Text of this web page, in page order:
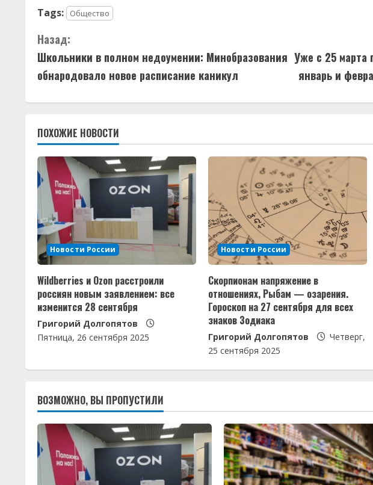
Tags: Общество
П
р
о
л
ж
и
т
ь
ч
т
е
н
и
е
Назад:
Школьники в полном недоумении: Минобразования
обнародовало новое расписание каникул
Уже с 25 марта
январь и
ПОХОЖИЕ НОВОСТИ
Новости России
Wildberries и Ozon расстроили
россиян новым заявлением: все
изменится 28 сентября
Григорий Долгопятов
Пятница, 26 сентября 2025
Новости России
Скорпионам напряжение в
отношениях, Рыбам — озарения.
Гороскоп на 27 сентября для всех
знаков Зодиака
Григорий Долгопятов
Четверг,
25 сентября 2025
ВОЗМОЖНО, ВЫ ПРОПУСТИЛИ